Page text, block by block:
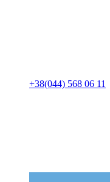
+38(044) 568 06 11